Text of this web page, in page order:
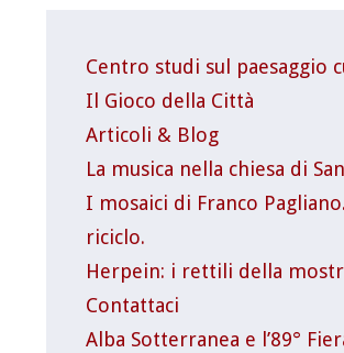
Centro studi sul paesaggio
Il Gioco della Città
Articoli & Blog
La musica nella chiesa di
I mosaici di Franco
riciclo.
Herpein: i rettili della
Contattaci
Alba Sotterranea e l’89°